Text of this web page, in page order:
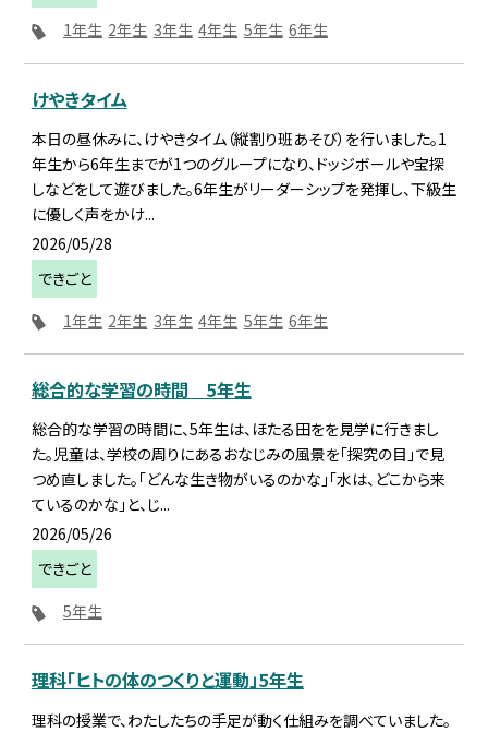
1年生 2年生 3年生 4年生 5年生 6年生
けやきタイム
本日の昼休みに、けやきタイム（縦割り班あそび）を行いました。1
年生から6年生までが1つのグループになり、ドッジボールや宝探
しなどをして遊びました。6年生がリーダーシップを発揮し、下級生
に優しく声をかけ...
2026/05/28
できごと
1年生 2年生 3年生 4年生 5年生 6年生
総合的な学習の時間 5年生
総合的な学習の時間に、5年生は、ほたる田をを見学に行きまし
た。児童は、学校の周りにあるおなじみの風景を「探究の目」で見
つめ直しました。「どんな生き物がいるのかな」「水は、どこから来
ているのかな」と、じ...
2026/05/26
できごと
5年生
理科「ヒトの体のつくりと運動」5年生
理科の授業で、わたしたちの手足が動く仕組みを調べていました。